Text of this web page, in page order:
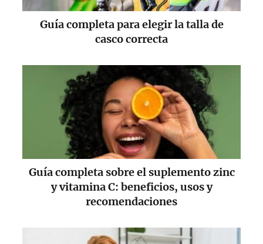
Guía completa para elegir la talla de
casco correcta
Guía completa sobre el suplemento zinc
y vitamina C: beneficios, usos y
recomendaciones